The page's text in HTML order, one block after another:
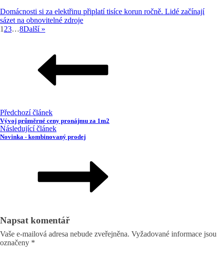
Domácnosti si za elektřinu připlatí tisíce korun ročně. Lidé začínají
sázet na obnovitelné zdroje
1 23…8Další »
Předchozí článek
Vývoj průměrné ceny pronájmu za 1m2
Následující článek
Novinka - kombinovaný prodej
Napsat komentář
Vaše e-mailová adresa nebude zveřejněna. Vyžadované informace jsou
označeny *